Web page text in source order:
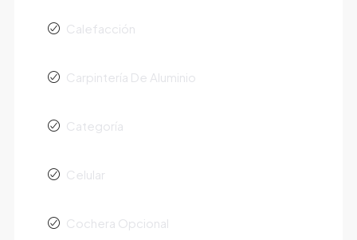
Calefacción
Carpintería De Aluminio
Categoría
Celular
Cochera Opcional